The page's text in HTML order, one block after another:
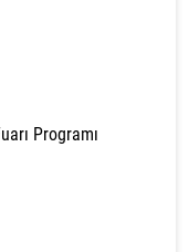
Programı